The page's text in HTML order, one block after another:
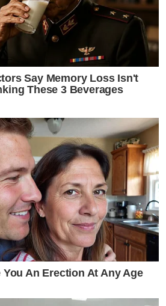
Say Memory Loss Isn't
These 3 Beverages
An Erection At Any Age